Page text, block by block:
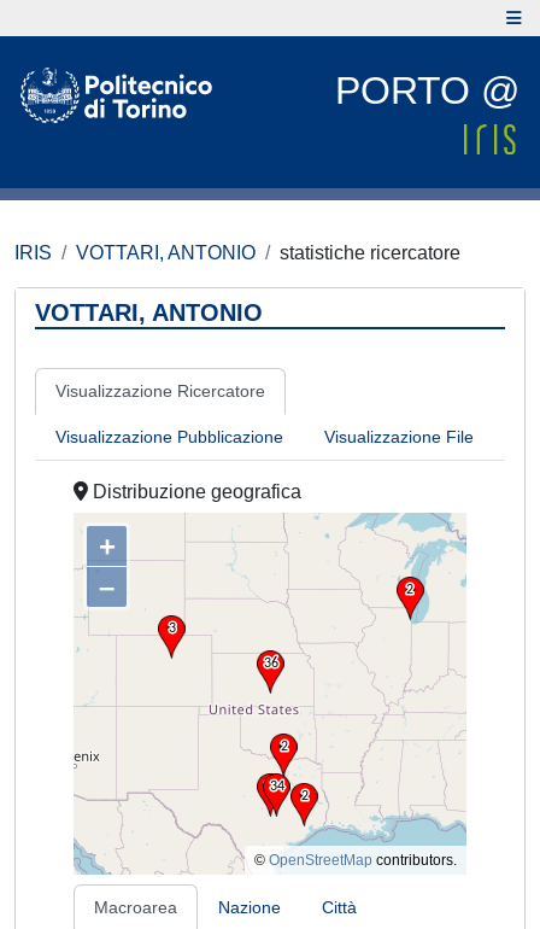
PORTO @
IRIS VOTTARI, ANTONIO statistiche ricercatore
VOTTARI, ANTONIO
Visualizzazione Ricercatore
Visualizzazione Pubblicazione Visualizzazione File
Distribuzione geografica
+
–
© OpenStreetMap contributors.
Macroarea Nazione Città